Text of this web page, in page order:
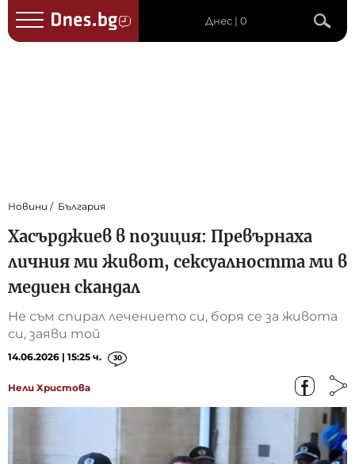
Днес | 0
Новини България
Хасърджиев в позиция: Превърнаха
личния ми живот, сексуалността ми в
медиен скандал
Не съм спирал лечението си, боря се за живота
си, заяви той
14.06.2026 | 15:25 ч. 30
Нели Христова